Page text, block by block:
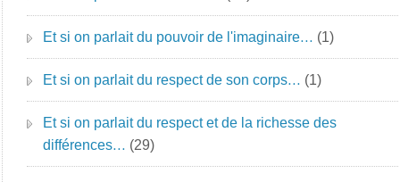
Et si on parlait du pouvoir de l'imaginaire… (1)
Et si on parlait du respect de son corps… (1)
Et si on parlait du respect et de la richesse des
différences… (29)